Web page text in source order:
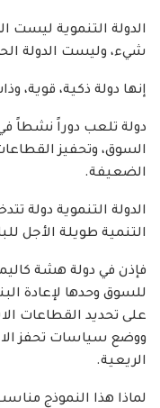
الدولة التنموية ليست
شيء، وليست الدولة
إنها دولة ذكية، قوية،
دولة تلعب دوراً نشطاً
السوق، وتحفيز
الضعيفة.
الدولة التنموية دولة
التنمية طويلة الأجل
فإذن في دولة هشة
للسوق وحدها لإعادة
على تحديد القطاعات
ووضع سياسات تحفز
الريعية.
لماذا هذا النموذج